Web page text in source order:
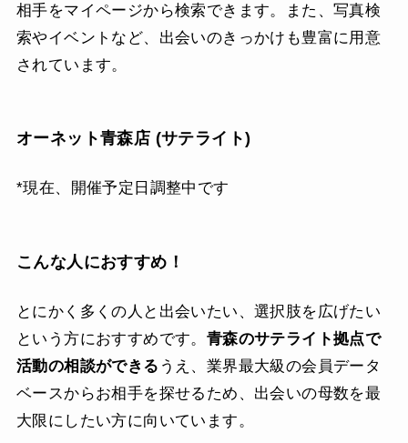
相手をマイページから検索できます。また、写真検
索やイベントなど、出会いのきっかけも豊富に用意
されています。
オーネット青森店 (サテライト)
*現在、開催予定日調整中です
こんな人におすすめ！
とにかく多くの人と出会いたい、選択肢を広げたい
という方におすすめです。 青森のサテライト拠点で
活動の相談ができる うえ、業界最大級の会員データ
ベースからお相手を探せるため、出会いの母数を最
大限にしたい方に向いています。